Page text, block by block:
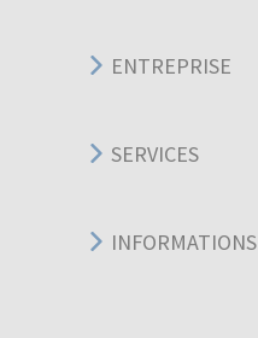
ENTREPRISE
SERVICES
INFORMATIONS